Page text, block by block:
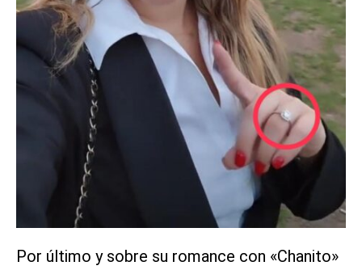
Por último y sobre su romance con «Chanito»